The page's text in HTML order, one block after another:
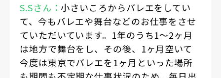
S.Sさん： 小さいころからバレエをしてい
て、今もバレエや舞台などのお仕事をさせ
ていただいています。1年のうち1～2ヶ月
は地方で舞台をし、その後、1ヶ月空いて
今度は東京でバレエを1ヶ月といった場所